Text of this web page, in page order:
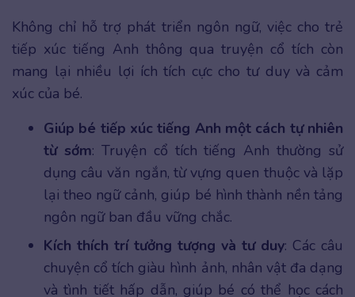
Không chỉ hỗ trợ phát triển ngôn ngữ, việc cho trẻ
tiếp xúc tiếng Anh thông qua truyện cổ tích còn
mang lại nhiều lợi ích tích cực cho tư duy và cảm
xúc của bé.
Giúp bé tiếp xúc tiếng Anh một cách tự nhiên
từ sớm: Truyện cổ tích tiếng Anh thường sử
dụng câu văn ngắn, từ vựng quen thuộc và lặp
lại theo ngữ cảnh, giúp bé hình thành nền tảng
ngôn ngữ ban đầu vững chắc.
Kích thích trí tưởng tượng và tư duy: Các câu
chuyện cổ tích giàu hình ảnh, nhân vật đa dạng
và tình tiết hấp dẫn, giúp bé có thể học cách